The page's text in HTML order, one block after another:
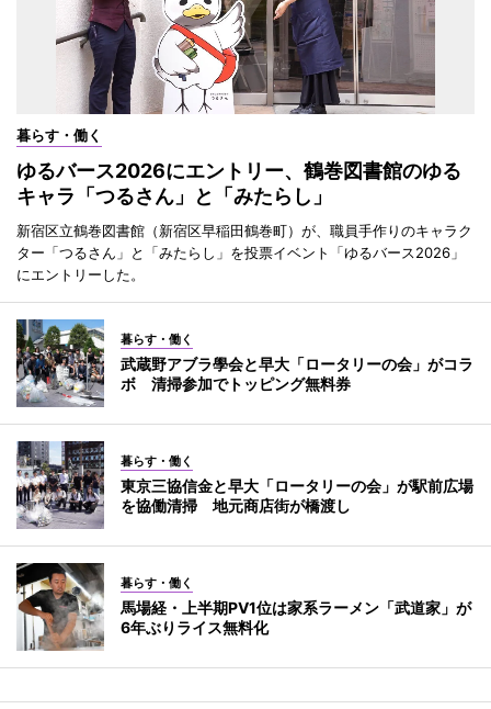
暮らす・働く
ゆるバース2026にエントリー、鶴巻図書館のゆる
キャラ「つるさん」と「みたらし」
新宿区立鶴巻図書館（新宿区早稲田鶴巻町）が、職員手作りのキャラク
ター「つるさん」と「みたらし」を投票イベント「ゆるバース2026」
にエントリーした。
暮らす・働く
武蔵野アブラ學会と早大「ロータリーの会」がコラ
ボ 清掃参加でトッピング無料券
暮らす・働く
東京三協信金と早大「ロータリーの会」が駅前広場
を協働清掃 地元商店街が橋渡し
暮らす・働く
馬場経・上半期PV1位は家系ラーメン「武道家」が
6年ぶりライス無料化